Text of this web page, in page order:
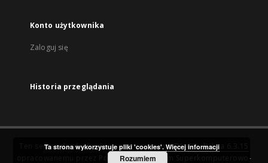
Konto użytkownika
Zaloguj się
Historia przeglądania
Ten serwis działa dzięki oprogramowaniuDInGO dLibra 6.3.15
Poznańskie Centrum Superkomputerowo-
Ta strona wykorzystuje pliki 'cookies'. Więcej informacji
Rozumiem